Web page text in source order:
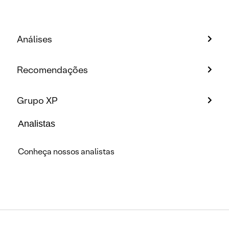
Análises
Recomendações
Grupo XP
Analistas
Conheça nossos analistas